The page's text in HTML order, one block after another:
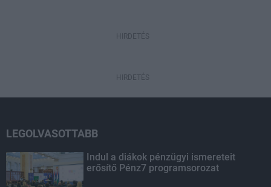
HIRDETÉS
HIRDETÉS
LEGOLVASOTTABB
Indul a diákok pénzügyi ismereteit
erősítő Pénz7 programsorozat